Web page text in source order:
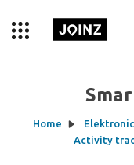
Home
Activity